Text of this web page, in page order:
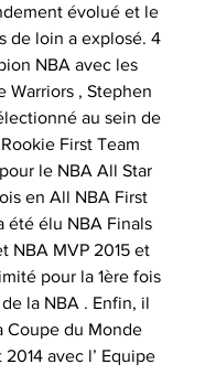
évolué et le
de loin a explosé. 4
NBA avec les
Warriors , Stephen
au sein de
First Team
le NBA All Star
en All NBA First
été élu NBA Finals
NBA MVP 2015 et
pour la 1ère fois
la NBA . Enfin, il
Coupe du Monde
avec l’ Equipe